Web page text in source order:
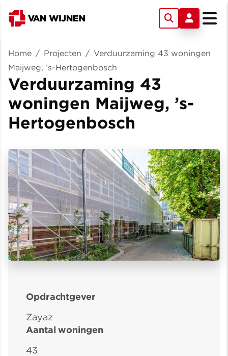
Home / Projecten / Verduurzaming 43 woningen
Maijweg, ’s-Hertogenbosch
Verduurzaming 43
woningen Maijweg, ’s-
Hertogenbosch
Opdrachtgever
Zayaz
Aantal woningen
43